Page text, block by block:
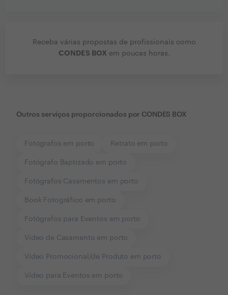
Receba várias propostas de profissionais como
CONDES BOX em poucas horas.
Outros serviços proporcionados por CONDES BOX
Fotografos em porto Retrato em porto
Fotógrafo Baptizado em porto
Fotógrafos Casamentos em porto
Book Fotográfico em porto
Fotógrafos para Eventos em porto
Video de Casamento em porto
Vídeo Promocional/de Produto em porto
Vídeo para Eventos em porto